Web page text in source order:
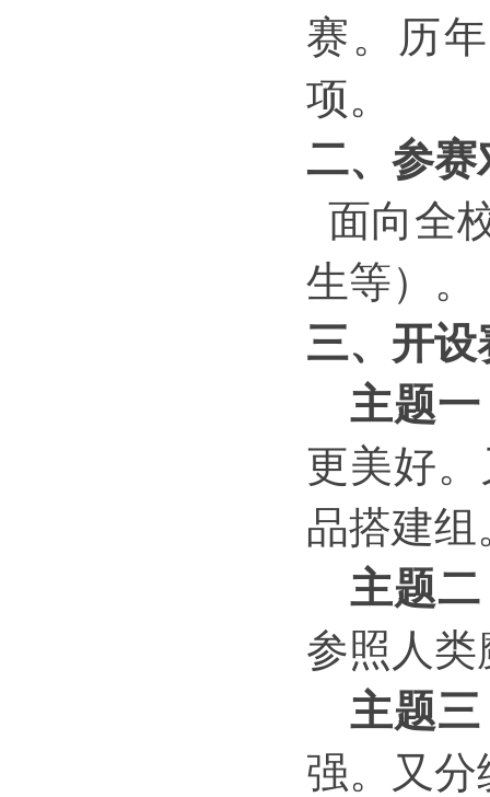
赛。历
项。
二、 参赛
面向全
生等）。
三、 开设
主题一
更美好
品搭建组
主题二
参照人
主题三
强。又